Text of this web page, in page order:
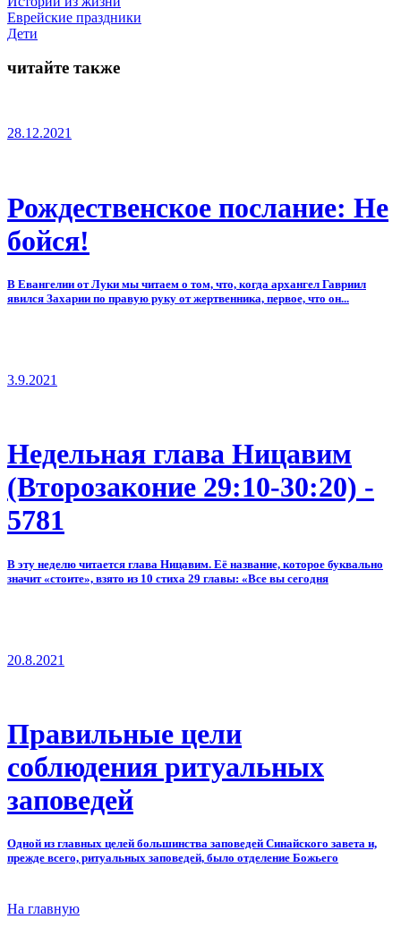
Еврейские праздники
Дети
читайте также
28.12.2021
Рождественское послание: Не
бойся!
В Евангелии от Луки мы читаем о том, что, когда архангел Гавриил
явился Захарии по правую руку от жертвенника, первое, что он...
3.9.2021
Недельная глава Ницавим
(Второзаконие 29:10-30:20) -
5781
В эту неделю читается глава Ницавим. Её название, которое буквально
значит «стоите», взято из 10 стиха 29 главы: «Все вы сегодня
20.8.2021
Правильные цели
соблюдения ритуальных
заповедей
Одной из главных целей большинства заповедей Синайского завета и,
прежде всего, ритуальных заповедей, было отделение Божьего
На главную